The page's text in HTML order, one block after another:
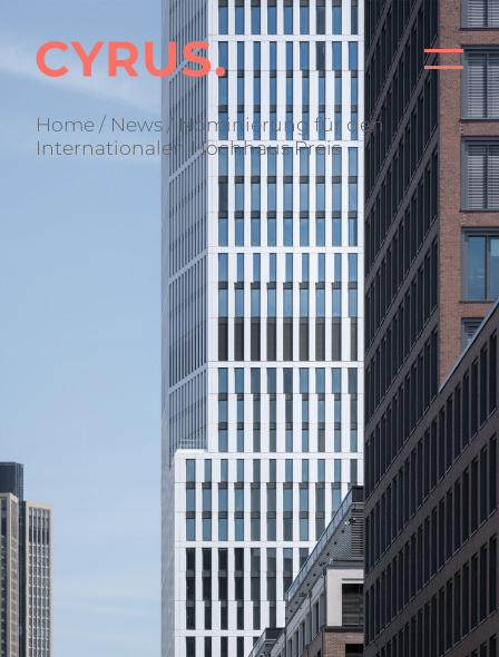
Home/ News / Nominierung für den
Internationalen Hochhaus Preis